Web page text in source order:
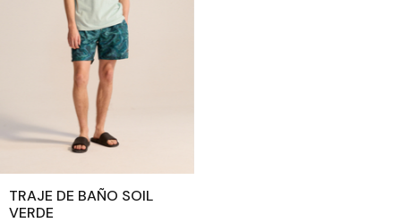
TRAJE DE BAÑO SOIL
VERDE